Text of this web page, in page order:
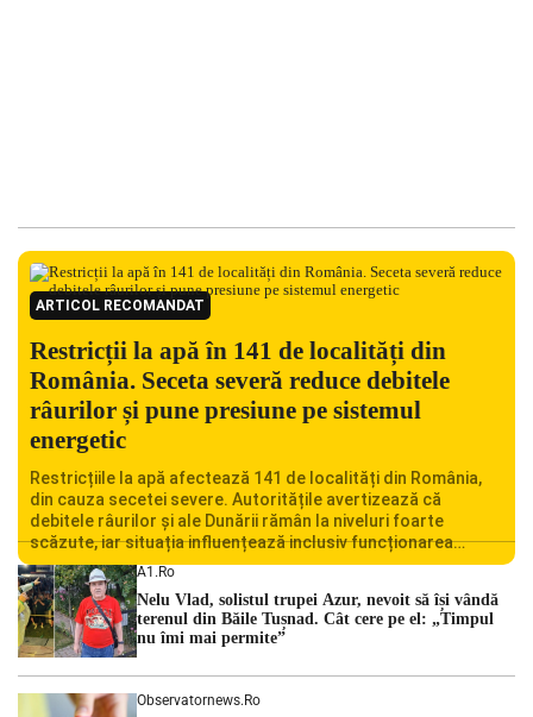
ARTICOL RECOMANDAT
Restricții la apă în 141 de localități din
România. Seceta severă reduce debitele
râurilor și pune presiune pe sistemul
energetic
Restricțiile la apă afectează 141 de localități din România,
din cauza secetei severe. Autoritățile avertizează că
debitele râurilor și ale Dunării rămân la niveluri foarte
scăzute, iar situația influențează inclusiv funcționarea
Centralei Nucleare de la Cernavodă. România se confruntă
cu una dintre cele mai dificile perioade din punct de vedere
hidrologic din ultimii ani. Lipsa […]
A1.ro
Nelu Vlad, solistul trupei Azur, nevoit să își vândă
terenul din Băile Tușnad. Cât cere pe el: „Timpul
nu îmi mai permite”
Observatornews.ro